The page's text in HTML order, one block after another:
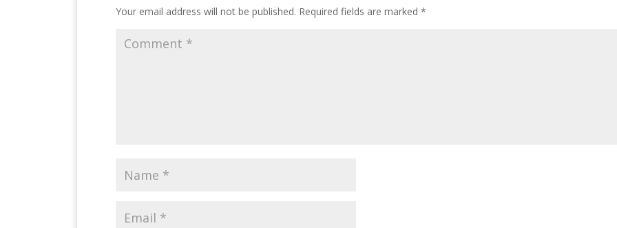
Your email address will not be published. Required fields are marked *